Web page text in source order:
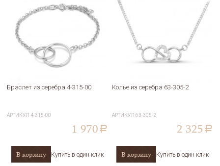
Браслет из серебра 4-315-00
АРТИКУЛ 4-315-00
1 970 a
В корзину Купить в один клик
Колье из серебра 63-305-2
АРТИКУЛ63-305-2
2 325 a
В корзину Купить в один клик